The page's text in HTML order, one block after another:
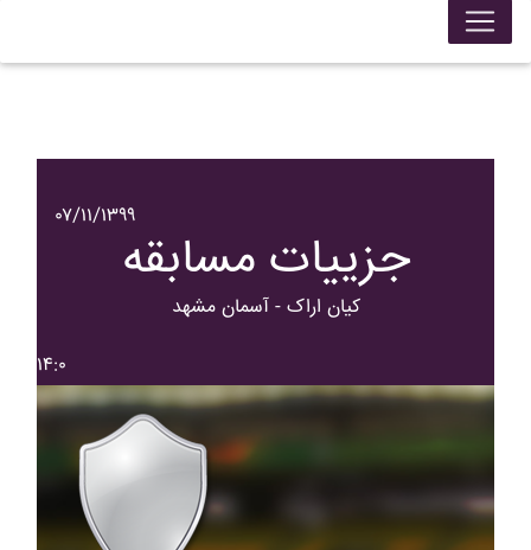
۰۷/۱۱/۱۳۹۹
جزییات مسابقه
کيان اراک - آسمان مشهد
۱۴:۰